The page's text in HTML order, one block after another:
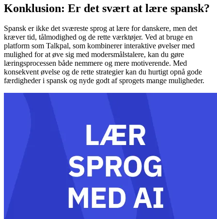
Konklusion: Er det svært at lære spansk?
Spansk er ikke det sværeste sprog at lære for danskere, men det
kræver tid, tålmodighed og de rette værktøjer. Ved at bruge en
platform som Talkpal, som kombinerer interaktive øvelser med
mulighed for at øve sig med modersmålstalere, kan du gøre
læringsprocessen både nemmere og mere motiverende. Med
konsekvent øvelse og de rette strategier kan du hurtigt opnå gode
færdigheder i spansk og nyde godt af sprogets mange muligheder.